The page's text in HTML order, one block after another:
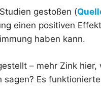
gestoßen (
einen positiven
haben kann.
– mehr Zink
sagen? Es